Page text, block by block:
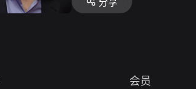
分享
会员